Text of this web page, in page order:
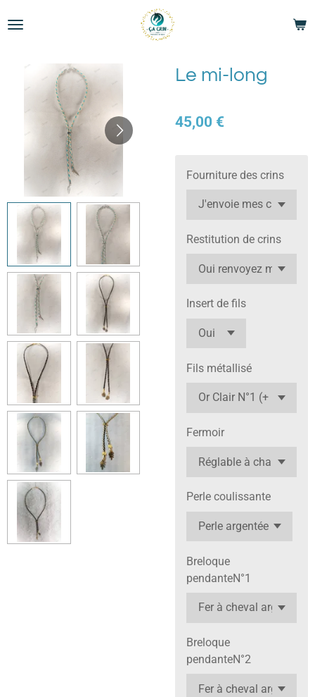
au
Le mi-long
45,00 €
Fourniture des crins
Restitution de crins
Insert de fils
Fils métallisé
Fermoir
Perle coulissante
Breloque
pendanteN°1
Breloque
pendanteN°2